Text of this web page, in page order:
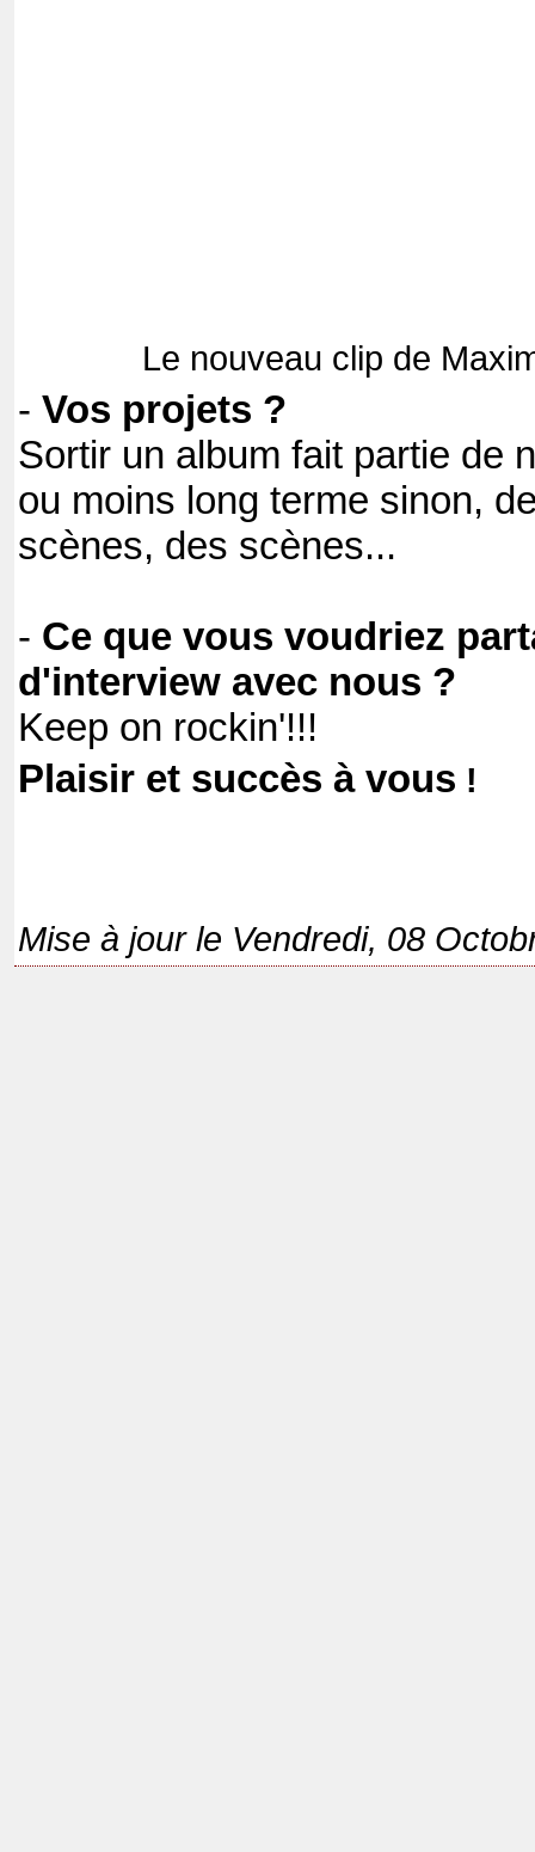
Le nouveau clip de
- Vos projets ?
Sortir un album fait partie de
ou moins long terme sinon,
scènes, des scènes...
- Ce que vous voudriez
d'interview avec nous ?
Keep on rockin'!!!
Plaisir et succès à vous !
Mise à jour le Vendredi, 08